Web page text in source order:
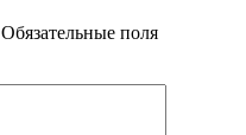
Обязательные поля